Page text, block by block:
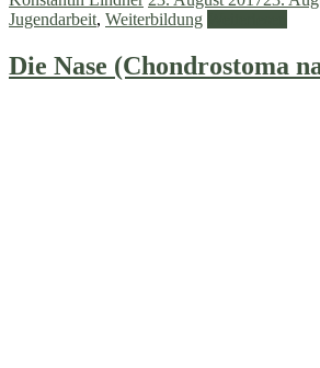
Jugendarbeit, Weiterbildung
Die Nase (Chondrostoma